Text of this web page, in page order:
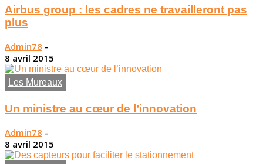
Airbus group : les cadres ne travailleront pas
plus
Admin78 -
8 avril 2015
Les Mureaux
Un ministre au cœur de l’innovation
Admin78 -
8 avril 2015